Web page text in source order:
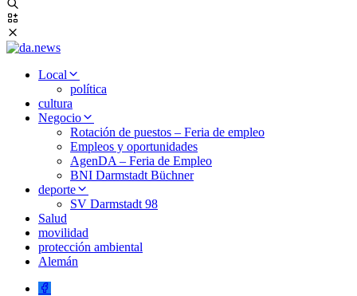
Local
política
cultura
Negocio
Rotación de puestos – Feria de empleo
Empleos y oportunidades
AgenDA – Feria de Empleo
BNI Darmstadt Büchner
deporte
SV Darmstadt 98
Salud
movilidad
protección ambiental
Alemán